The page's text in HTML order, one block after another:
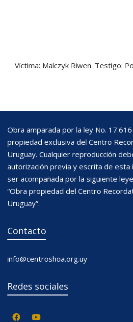
Víctima: Malczyk Riwen. Testigo:
Obra amparada por la ley No.
propiedad exclusiva del Centro
Uruguay. Cualquier reproducción
autorización previa y escrita de esta
ser acompañada por la siguiente
“Obra propiedad del Centro
Uruguay”.
Contacto
info@centroshoa.org.uy
Redes sociales